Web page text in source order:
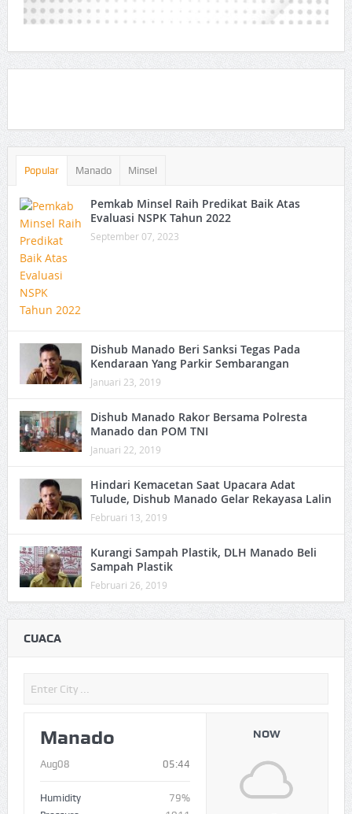
Popular Manado Minsel
Pemkab Minsel Raih Predikat Baik Atas
Evaluasi NSPK Tahun 2022
September 07, 2023
Dishub Manado Beri Sanksi Tegas Pada
Kendaraan Yang Parkir Sembarangan
Januari 23, 2019
Dishub Manado Rakor Bersama Polresta
Manado dan POM TNI
Januari 22, 2019
Hindari Kemacetan Saat Upacara Adat
Tulude, Dishub Manado Gelar Rekayasa Lalin
Februari 13, 2019
Kurangi Sampah Plastik, DLH Manado Beli
Sampah Plastik
Februari 26, 2019
CUACA
Manado
Aug08 05:44
Humidity
79%
NOW